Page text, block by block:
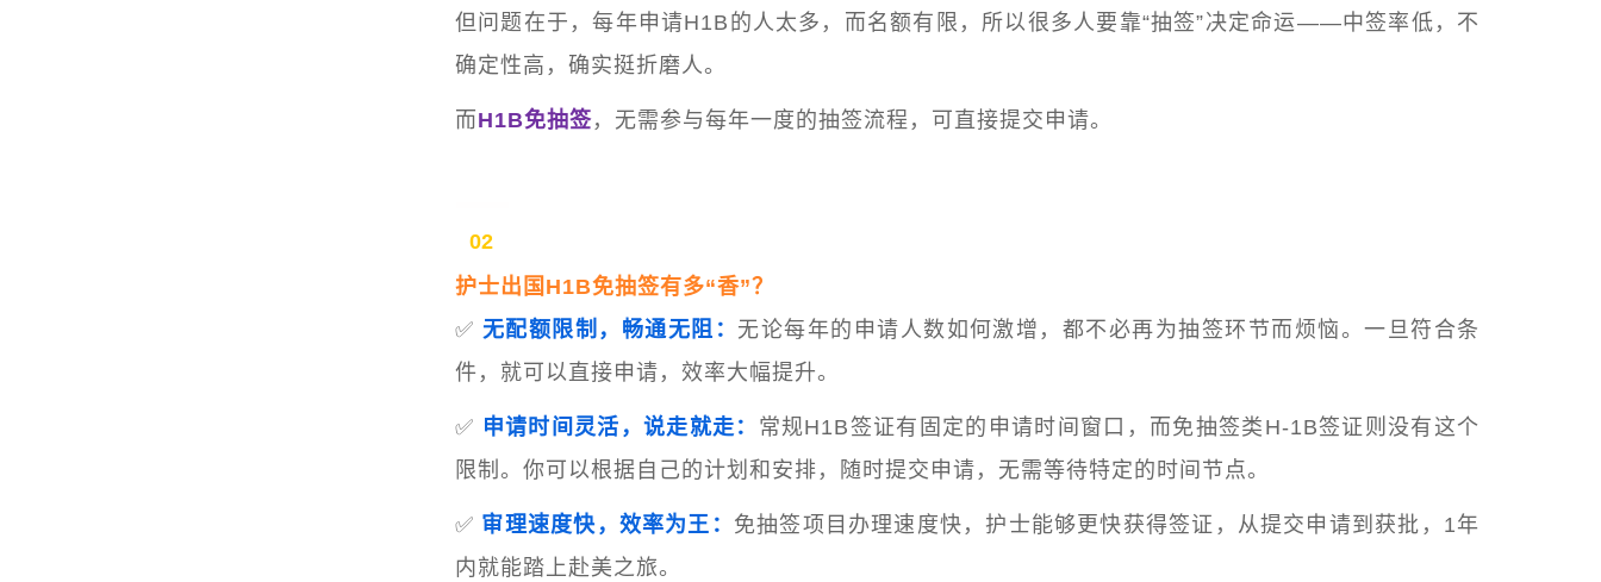
但问题在于，每年申请H1B的人太多，而名额有限，所以很多人要靠“抽签”决定命运——中签率低，不
确定性高，确实挺折磨人。
而H1B免抽签，无需参与每年一度的抽签流程，可直接提交申请。
02
护士出国H1B免抽签有多“香”？
✅ 无配额限制，畅通无阻： 无论每年的申请人数如何激增，都不必再为抽签环节而烦恼。一旦符合条
件，就可以直接申请，效率大幅提升。
✅ 申请时间灵活，说走就走： 常规H1B签证有固定的申请时间窗口，而免抽签类H-1B签证则没有这个
限制。你可以根据自己的计划和安排，随时提交申请，无需等待特定的时间节点。
✅ 审理速度快，效率为王： 免抽签项目办理速度快，护士能够更快获得签证，从提交申请到获批， 1年
内就能踏上赴美之旅。